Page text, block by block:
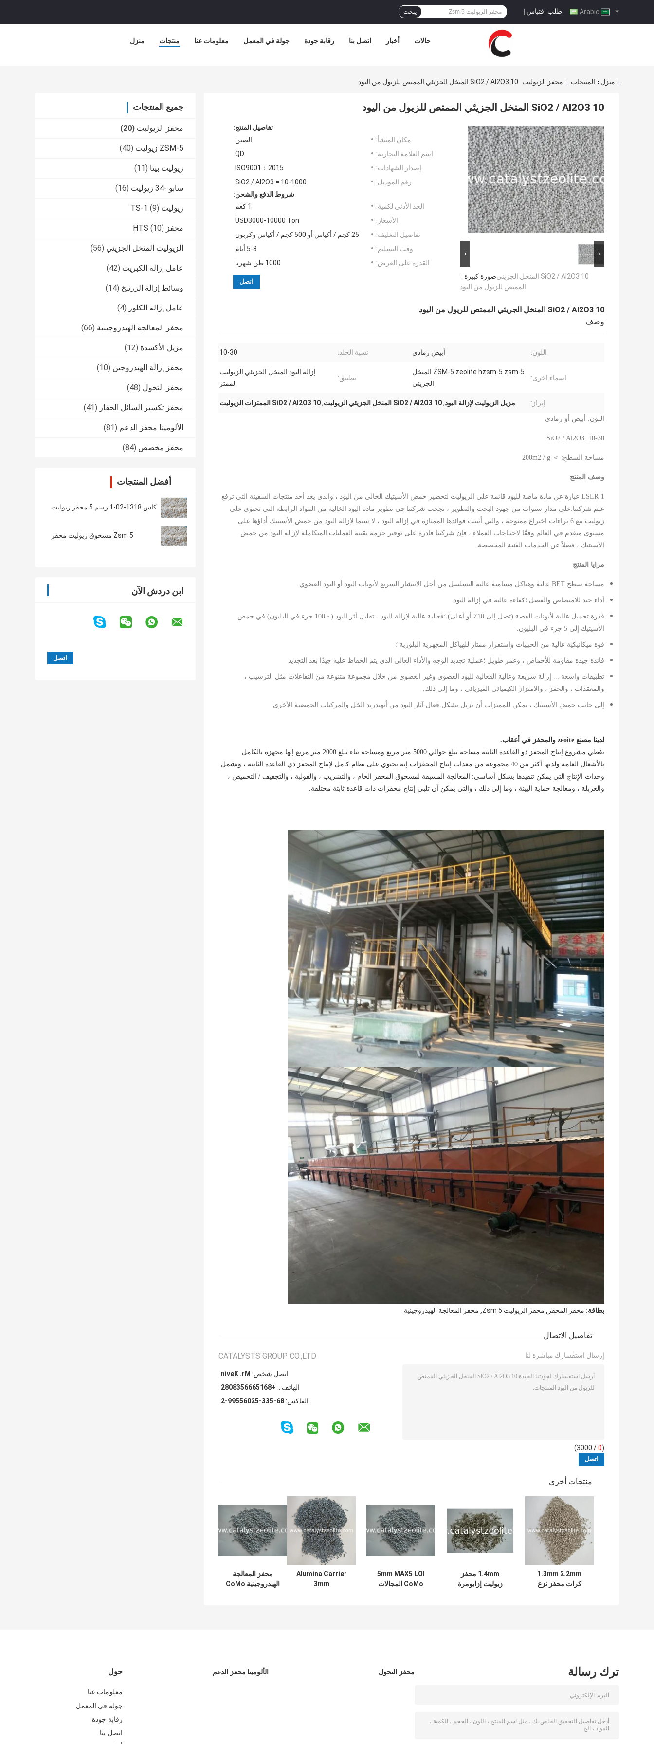
طلب اقتباس | يبحث
منزل منتجات معلومات عنا جولة في المعمل رقابة جودة اتصل بنا أخبار حالات
منزل المنتجات محفز الزيوليت SiO2 / Al2O3 10 المنخل الجزيئي الممتص للزيول من اليود
جميع المنتجات
محفز الزيوليت (20)
ZSM-5 زيوليت (40)
زيوليت بيتا (11)
سابو -34 زيوليت (16)
زيوليت TS-1 (9)
محفز HTS (10)
الزيوليت المنخل الجزيئي (56)
عامل إزالة الكبريت (42)
وسائط إزالة الزرنيخ (14)
عامل إزالة الكلور (4)
محفز المعالجة الهيدروجينية (66)
مزيل الأكسدة (12)
محفز إزالة الهيدروجين (10)
محفز التحول (48)
محفز تكسير السائل الحفاز (41)
الألومينا محفز الدعم (81)
محفز مخصص (84)
أفضل المنتجات
كاس 1318-02-1 زسم 5 محفز زيوليت
Zsm 5 مسحوق زيوليت محفز
ابن دردش الآن
SiO2 / Al2O3 10 المنخل الجزيئي الممتص للزيول من اليود
صورة كبيرة :SiO2 / Al2O3 10 المنخل الجزيئي
الممتص للزيول من اليود
تفاصيل المنتج:
مكان المنشأ:
الصين
اسم العلامة التجارية:
QD
إصدار الشهادات:
ISO9001：2015
رقم الموديل:
SiO2 / Al2O3 = 10-1000
شروط الدفع والشحن:
الحد الأدنى لكمية:
1 كغم
الأسعار:
USD3000-10000 Ton
تفاصيل التغليف:
25 كجم / أكياس أو 500 كجم / أكياس وكربون
وقت التسليم:
5-8 أيام
القدرة على العرض:
1000 طن شهريا
اتصل
SiO2 / Al2O3 10 المنخل الجزيئي الممتص للزيول من اليود
وصف
اللون: أبيض رمادي نسبة الخلد: 10-30
اسماء اخرى:
ZSM-5 zeolite hzsm-5 zsm-5 المنخل
الجزيئي
تطبيق:
إزالة اليود المنخل الجزيئي الزيوليت
الممتز
إبراز: مزيل الزيوليت لإزالة اليود,SiO2 / Al2O3 10 المنخل الجزيئي الزيوليت ,SiO2 / Al2O3 10 الممتزات الزيوليت
اللون: أبيض أو رمادي
SiO2 / Al2O3: 10-30
مساحة السطح: ＞ 200m2 / g
وصف المنتج
LSLR-1 عبارة عن مادة ماصة لليود قائمة على الزيوليت لتحضير حمض الأسيتيك الخالي من اليود ، والذي يعد أحد منتجات السفينة التي ترفع
علم شركتنا.على مدار سنوات من جهود البحث والتطوير ، نجحت شركتنا في تطوير مادة اليود الخالية من المواد الرابطة التي تحتوي على
زيوليت مع 6 براءات اختراع ممنوحة ، والتي أثبتت فوائدها الممتازة في إزالة اليود ، لا سيما لإزالة اليود من حمض الأسيتيك.أداؤها على
مستوى متقدم في العالم.وفقًا لاحتياجات العملاء ، فإن شركتنا قادرة على توفير حزمة تقنية العمليات المتكاملة لإزالة اليود من حمض
الأسيتيك ، فضلاً عن الخدمات الفنية المخصصة.
مزايا المنتج
مساحة سطح BET عالية وهياكل مسامية عالية التسلسل من أجل الانتشار السريع لأيونات اليود أو اليود العضوي.
أداء جيد للامتصاص والفصل ؛كفاءة عالية في إزالة اليود.
قدرة تحميل عالية لأيونات الفضة (تصل إلى 10٪ أو أعلى) ؛فعالية عالية لإزالة اليود - تقليل أثر اليود (~ 100 جزء في البليون) في حمض
الأسيتيك إلى 5 جزء في البليون.
قوة ميكانيكية عالية من الحبيبات واستقرار ممتاز للهياكل المجهرية البلورية ؛
فائدة جيدة مقاومة للأحماض ، وعمر طويل ؛عملية تجديد الوجه والأداء العالي الذي يتم الحفاظ عليه جيدًا بعد التجديد
تطبيقات واسعة ... إزالة سريعة وعالية الفعالية لليود العضوي وغير العضوي من خلال مجموعة متنوعة من التفاعلات مثل الترسيب ،
والمعقدات ، والحفز ، والامتزاز الكيميائي الفيزيائي ، وما إلى ذلك.
إلى جانب حمض الأسيتيك ، يمكن للممتزات أن تزيل بشكل فعال آثار اليود من أنهيدريد الخل والمركبات الحمضية الأخرى
لدينا مصنع zeoite والمحفز في أعقاب.
يغطي مشروع إنتاج المحفز ذو القاعدة الثابتة مساحة تبلغ حوالي 5000 متر مربع ومساحة بناء تبلغ 2000 متر مربع.إنها مجهزة بالكامل
بالأشغال العامة ولديها أكثر من 40 مجموعة من معدات إنتاج المحفزات.إنه يحتوي على نظام كامل لإنتاج المحفز ذي القاعدة الثابتة ، وتشمل
وحدات الإنتاج التي يمكن تنفيذها بشكل أساسي: المعالجة المسبقة لمسحوق المحفز الخام ، والتشريب ، والقولبة ، والتجفيف / التحميص ،
والغربلة ، ومعالجة حماية البيئة ، وما إلى ذلك ، والتي يمكن أن تلبي إنتاج محفزات ذات قاعدة ثابتة مختلفة.
بطاقة: محفز المحفز , محفز الزيوليت 5 Zsm , محفز المعالجة الهيدروجينية
تفاصيل الاتصال
CATALYSTS GROUP CO.,LTD
اتصل شخص: Mr. Kevin
الهاتف :: +8615666538082
الفاكس: 86-533-52065599-2
إرسال استفسارك مباشرة لنا
(
0
/ 3000)
منتجات أخرى
1.3mm 2.2mm
كرات محفز نزع
1.4mm محفز
زيوليت إزايومرة
5mm MAX5 LOI
CoMo المجالات
Alumina Carrier
3mm
محفز المعالجة
الهيدروجينية CoMo
حول
معلومات عنا
جولة في المعمل
رقابة جودة
اتصل بنا
الألومينا محفز الدعم محفز التحول ترك رسالة